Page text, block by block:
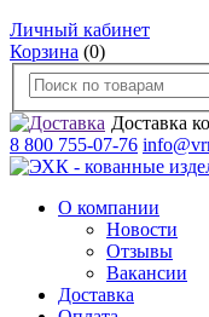
Личный кабинет
Корзина (0)
Доставка
8 800 755-07-76
О компании
Новости
Отзывы
Вакансии
Доставка